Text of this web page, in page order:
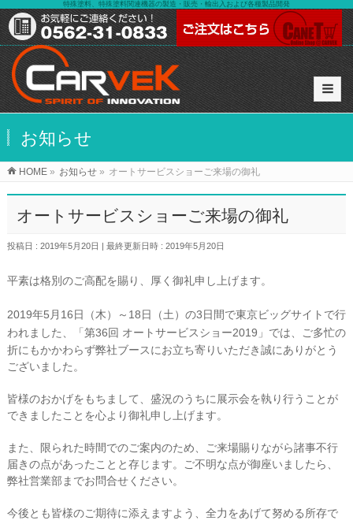
特殊塗料、特殊塗料関連機器の製造・販売・輸出入および各種製品開発
お知らせ
HOME» お知らせ» オートサービスショーご来場の御礼
オートサービスショーご来場の御礼
投稿日 : 2019年5月20日 最終更新日時 : 2019年5月20日
平素は格別のご高配を賜り、厚く御礼申し上げます。
2019年5月16日（木）～18日（土） の3日間で東京ビッグサイトで行
われました、「 第36回 オートサービスショー2019」 では、ご多忙の
折にもかかわらず弊社ブースにお立ち寄りいただき誠にありがとう
ございました。
皆様のおかげをもちまして、盛況のうちに展示会を執り行うことが
できましたことを心より御礼申し上げます。
また、限られた時間でのご案内のため、ご来場賜りながら諸事不行
届きの点があったことと存じます。ご不明な点が御座いましたら、
弊社営業部までお問合せください。
今後とも皆様のご期待に添えますよう、全力をあげて努める所存で